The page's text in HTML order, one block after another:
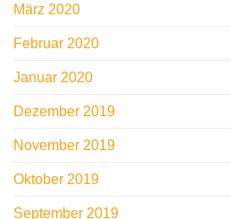
März 2020
Februar 2020
Januar 2020
Dezember 2019
November 2019
Oktober 2019
September 2019